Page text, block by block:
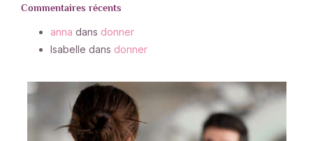
Commentaires récents
anna dans donner
Isabelle dans donner